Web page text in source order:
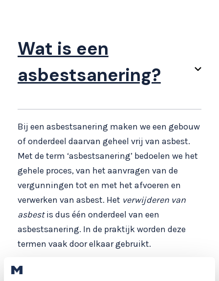
Wat is een
asbestsanering?
Bij een asbestsanering maken we een gebouw
of onderdeel daarvan geheel vrij van asbest.
Met de term ‘asbestsanering’ bedoelen we het
gehele proces, van het aanvragen van de
vergunningen tot en met het afvoeren en
verwerken van asbest. Het verwijderen van
asbestis dus één onderdeel van een
asbestsanering. In de praktijk worden deze
termen vaak door elkaar gebruikt.
Waar het op neerkomt, is dat we een gebouw